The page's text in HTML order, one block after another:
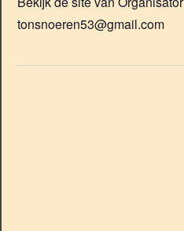
tonsnoeren53@gmail.com